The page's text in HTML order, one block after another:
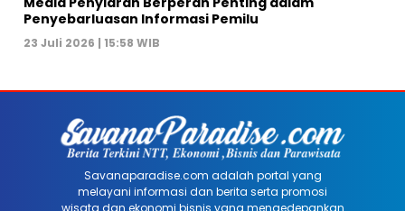
Penyebarluasan Informasi Pemilu
23 Juli 2026 | 15:58 WIB
Savanaparadise.com adalah portal yang
melayani informasi dan berita serta promosi
wisata dan ekonomi bisnis yang mengedepankan